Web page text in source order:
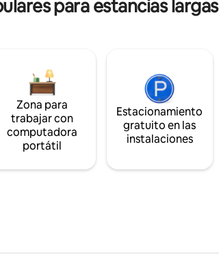
para estancias largas
Zona para
trabajar con
computadora
portátil
Estacionamiento
gratuito en las
instalaciones